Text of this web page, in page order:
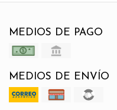
MEDIOS DE PAGO
MEDIOS DE ENVÍO